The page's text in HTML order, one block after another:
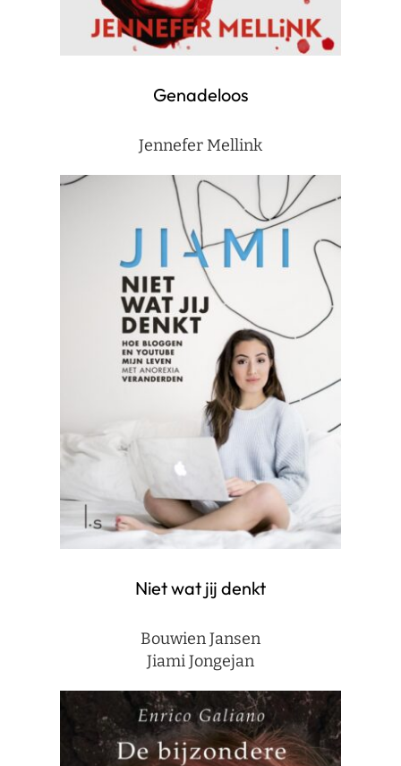
Genadeloos
Jennefer Mellink
Niet wat jij denkt
Bouwien Jansen
Jiami Jongejan